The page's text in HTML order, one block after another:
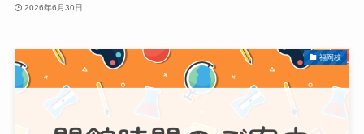
2026年6月30日
福岡校